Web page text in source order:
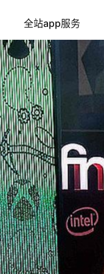
全站app服务